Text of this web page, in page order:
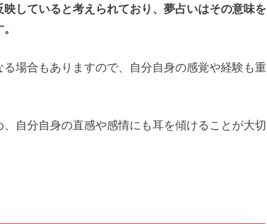
していると考えられており、夢占いはその意味を
場合もありますので、自分自身の感覚や経験も重
自分自身の直感や感情にも耳を傾けることが大切